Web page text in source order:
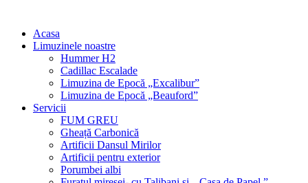
Acasa
Limuzinele noastre
Hummer H2
Cadillac Escalade
Limuzina de Epocă „Excalibur”
Limuzina de Epocă „Beauford”
Servicii
FUM GREU
Gheață Carbonică
Artificii Dansul Mirilor
Artificii pentru exterior
Porumbei albi